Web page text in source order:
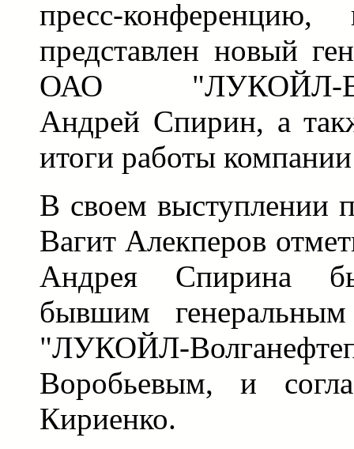
пресс-
представлен новый
ОАО "ЛУКОЙЛ-
Андрей Спирин, а
итоги работы компании
В своем выступлении
Вагит Алекперов
Андрея Спирина
бывшим
"ЛУКОЙЛ-
Воробьевым, и
Кириенко.